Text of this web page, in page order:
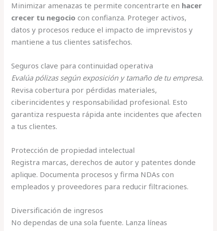
Minimizar amenazas te permite concentrarte en hacer
crecer tu negocio con confianza. Proteger activos,
datos y procesos reduce el impacto de imprevistos y
mantiene a tus clientes satisfechos.
Seguros clave para continuidad operativa
Evalúa pólizas según exposición y tamaño de tu empresa.
Revisa cobertura por pérdidas materiales,
ciberincidentes y responsabilidad profesional. Esto
garantiza respuesta rápida ante incidentes que afecten
a tus clientes.
Protección de propiedad intelectual
Registra marcas, derechos de autor y patentes donde
aplique. Documenta procesos y firma NDAs con
empleados y proveedores para reducir filtraciones.
Diversificación de ingresos
No dependas de una sola fuente. Lanza líneas